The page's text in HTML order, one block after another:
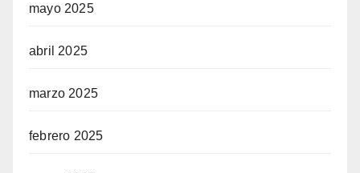
mayo 2025
abril 2025
marzo 2025
febrero 2025